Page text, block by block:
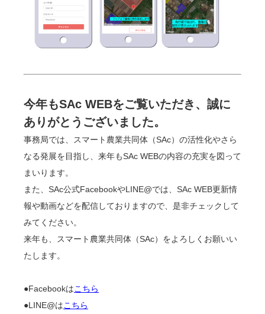
今年もSAc WEBをご覧いただき、誠に
ありがとうございました。
事務局では、スマート農業共同体（SAc）の活性化やさら
なる発展を目指し、来年もSAc WEBの内容の充実を図って
まいります。
また、SAc公式FacebookやLINE@では、SAc WEB更新情
報や動画などを配信しておりますので、是非チェックして
みてください。
来年も、スマート農業共同体（SAc）をよろしくお願いい
たします。
●Facebookはこちら
●LINE@はこちら